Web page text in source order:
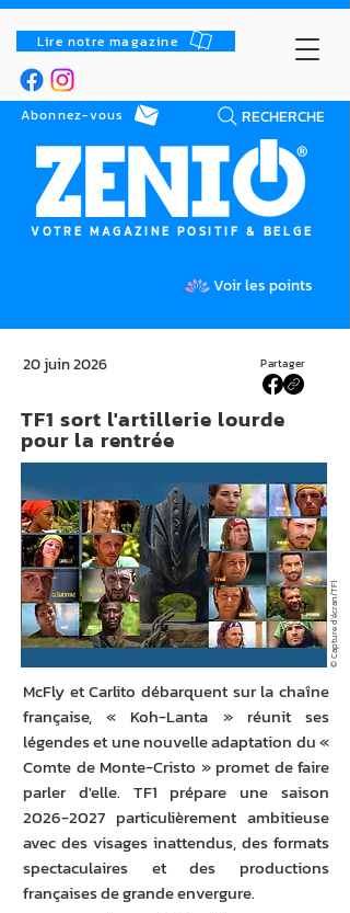
Lire notre magazine
RECHERCHE
Abonnez-vous
VOTRE MAGAZINE POSITIF & BELGE
Voir les points
Partager
20 juin 2026
TF1 sort l'artillerie lourde
pour la rentrée
© Capture d'écran/TF1
McFly et Carlito débarquent sur la chaîne
française, « Koh-Lanta » réunit ses
légendes et une nouvelle adaptation du «
Comte de Monte-Cristo » promet de faire
parler d'elle. TF1 prépare une saison
2026-2027 particulièrement ambitieuse
avec des visages inattendus, des formats
spectaculaires et des productions
françaises de grande envergure.